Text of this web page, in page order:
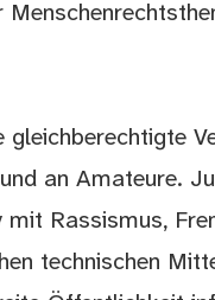
an Amateure.
Rassismus,
technischen